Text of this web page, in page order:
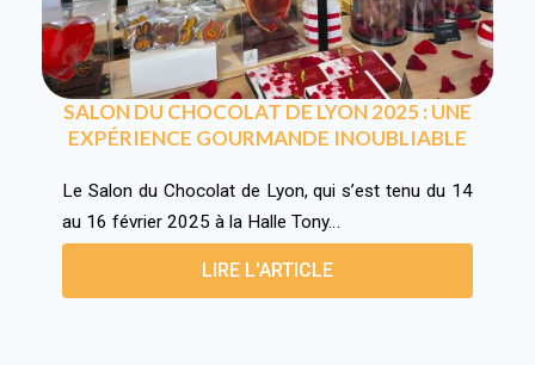
SALON DU CHOCOLAT DE LYON 2025 : UNE
EXPÉRIENCE GOURMANDE INOUBLIABLE
Le Salon du Chocolat de Lyon, qui s’est tenu du 14
au 16 février 2025 à la Halle Tony…
LIRE L'ARTICLE